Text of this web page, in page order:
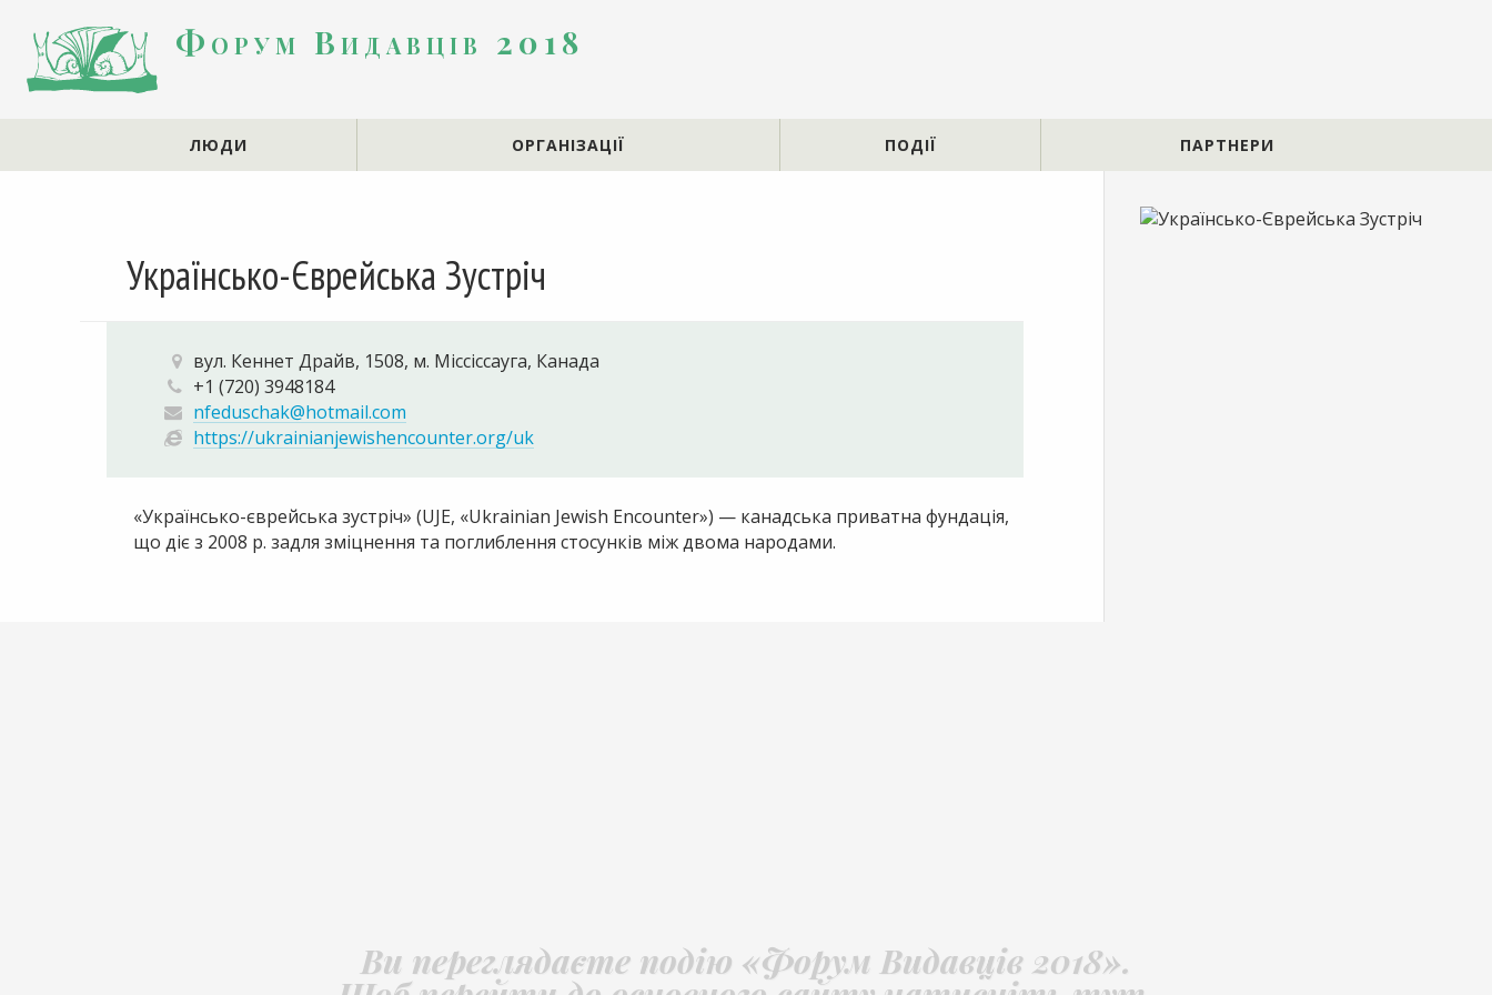
Форум Видавців 2018
ЛЮДИ ОРГАНІЗАЦІЇ ПОДІЇ ПАРТНЕРИ
Українсько-Єврейська Зустріч
вул. Кеннет Драйв, 1508, м. Міссіссауга, Канада
+1 (720) 3948184
nfeduschak@hotmail.com
https://ukrainianjewishencounter.org/uk
«Українсько-єврейська зустріч» (UJE, «Ukrainian Jewish Encounter») — канадська приватна фундація,
що діє з 2008 р. задля зміцнення та поглиблення стосунків між двома народами.
Ви переглядаєте подію «Форум Видавців 2018».